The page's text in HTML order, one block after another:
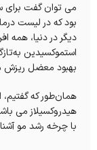
می توان گفت برای
بود که در لیست
دیگر در دنیا، همه
استموکسیدین
بهبود معضل ریزش
هیدروکسیلاز می
با چرخه رشد مو